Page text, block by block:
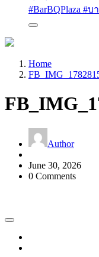
#BarBQPlaza #
Home
Author
June 30, 2026
0 Comments